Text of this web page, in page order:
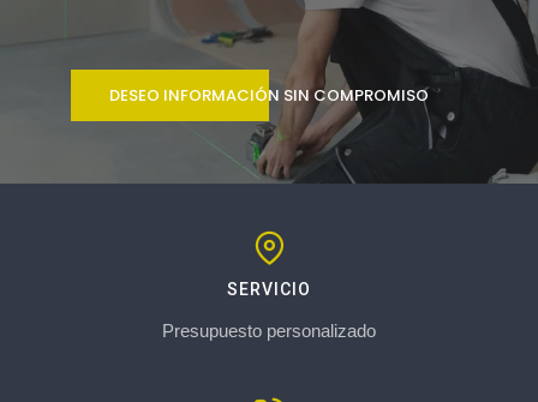
DESEO INFORMACIÓN SIN COMPROMISO
SERVICIO
Presupuesto personalizado